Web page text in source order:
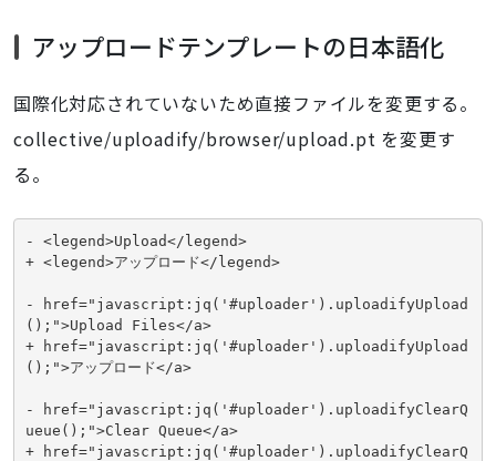
アップロードテンプレートの日本語化
国際化対応されていないため直接ファイルを変更する。
collective/uploadify/browser/upload.pt を変更す
る。
- <legend>Upload</legend>
+ <legend>アップロード</legend>
- href="javascript:jq('#uploader').uploadifyUpload
();">Upload Files</a>
+ href="javascript:jq('#uploader').uploadifyUpload
();">アップロード</a>
- href="javascript:jq('#uploader').uploadifyClearQ
ueue();">Clear Queue</a>
+ href="javascript:jq('#uploader').uploadifyClearQ